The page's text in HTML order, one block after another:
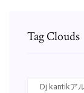
Tag Clouds
Dj kantikア